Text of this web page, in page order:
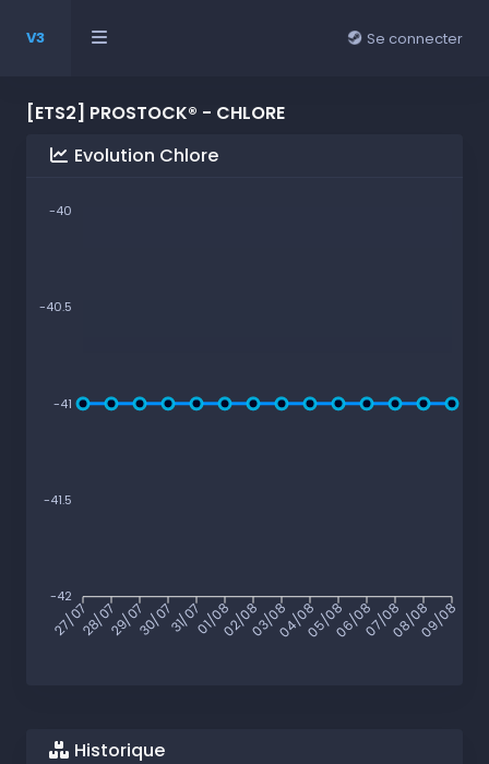
V3 Se connecter
[ETS2] PROSTOCK® - CHLORE
Evolution Chlore
-40
-40.5
-41
-41.5
-42
27/0728/0729/0730/0731/0701/0802/0803/0804/0805/0806/0807/0808/0809/08
Historique